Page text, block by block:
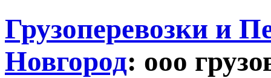
Грузоперевозки и
Новгород: ооо